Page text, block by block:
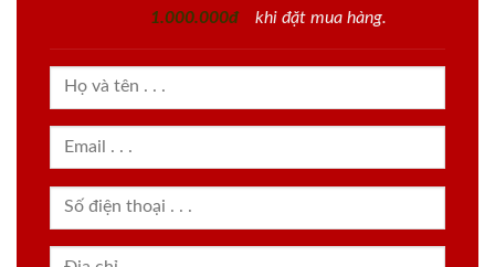
1.000.000đ
khi đặt mua hàng.